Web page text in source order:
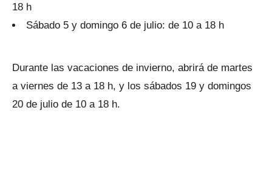
18 h
Sábado 5 y domingo 6 de julio: de 10 a 18 h
Durante las vacaciones de invierno, abrirá de martes
a viernes de 13 a 18 h, y los sábados 19 y domingos
20 de julio de 10 a 18 h.